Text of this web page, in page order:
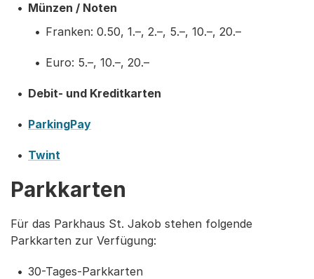
Münzen / Noten
Franken: 0.50, 1.–, 2.–, 5.–, 10.–, 20.–
Euro: 5.–, 10.–, 20.–
Debit- und Kreditkarten
ParkingPay
Twint
Parkkarten
Für das Parkhaus St. Jakob stehen folgende
Parkkarten zur Verfügung:
30-Tages-Parkkarten